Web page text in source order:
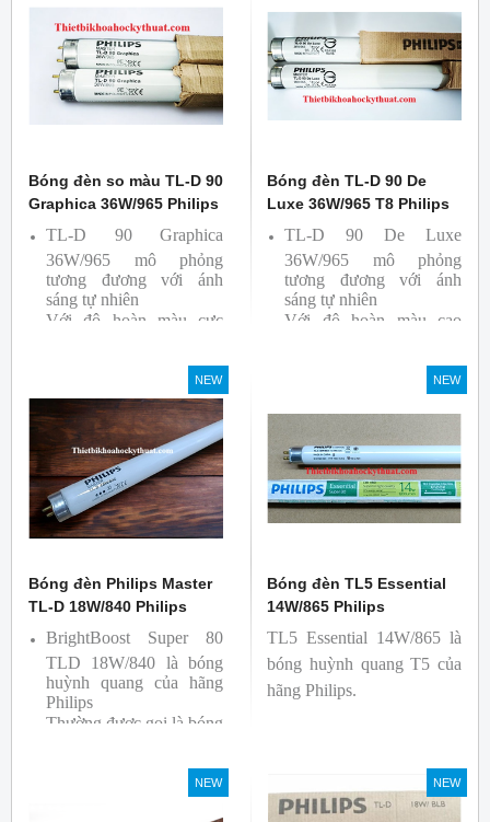
bởi hãng Philips, xuất xứ
Ba lan
Bóng đèn so màu TL-D 90
Graphica 36W/965 Philips
TL-D 90 Graphica
36W/965 mô phỏng
tương đương với ánh
sáng tự nhiên
Với độ hoàn màu cực
Sản phẩm được sản xuất
bởi hãng Philips, xuất xứ
Ba lan
Bóng đèn TL-D 90 De
Luxe 36W/965 T8 Philips
TL-D 90 De Luxe
36W/965 mô phỏng
tương đương với ánh
sáng tự nhiên
Với độ hoàn màu cao
Sản phẩm được sản xuất
NEW
Bóng đèn Philips Master
TL-D 18W/840 Philips
BrightBoost Super 80
TLD 18W/840 là bóng
huỳnh quang của hãng
Philips
Thường được gọi là bóng
Bóng có độ hoàn màu
NEW
Bóng đèn TL5 Essential
14W/865 Philips
TL5 Essential 14W/865 là
bóng huỳnh quang T5 của
hãng Philips.
NEW NEW